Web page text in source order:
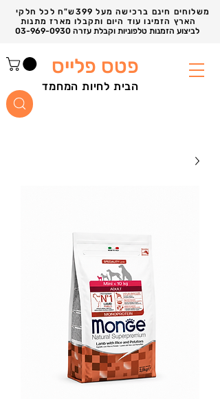
משלוחים חינם ברכישה מעל 399ש"ח לכל חלקי
פטס פלייס
הבית לחיות המחמד